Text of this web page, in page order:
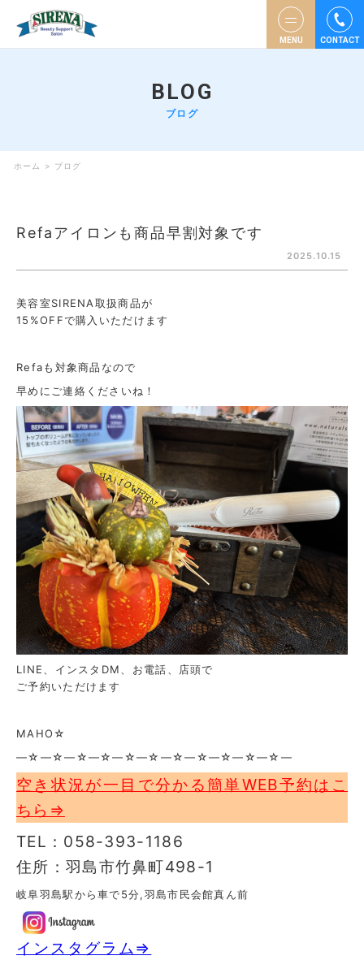
MENU CONTACT
BLOG
ブログ
ホーム > ブログ
Refaアイロンも商品早割対象です
2025.10.15
美容室SIRENA取扱商品が
15%OFFで購入いただけます
Refaも対象商品なので
早めにご連絡くださいね！
LINE、インスタDM、お電話、店頭で
ご予約いただけます
MAHO☆
—☆—☆—☆—☆—☆—☆—☆—☆—☆—☆—☆—
空き状況が一目で分かる簡単WEB予約はこ
ちら⇒
TEL：058-393-1186
住所：羽島市竹鼻町498-1
岐阜羽島駅から車で5分,羽島市民会館真ん前
インスタグラム⇒